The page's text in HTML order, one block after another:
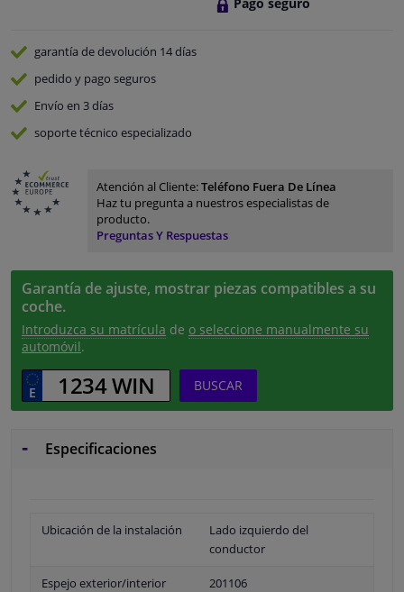
Pago seguro
garantía de devolución 14 días
pedido y pago seguros
Envío en 3 días
soporte técnico especializado
Atención al Cliente:Teléfono Fuera De Línea
Haz tu pregunta a nuestros especialistas de
producto.
Preguntas Y Respuestas
Garantía de ajuste, mostrar piezas compatibles a su
coche.
Introduzca su matrícula de o seleccione manualmente su
automóvil.
BUSCAR
Especificaciones
Ubicación de la instalación
Lado izquierdo del
conductor
Espejo exterior/interior 201106